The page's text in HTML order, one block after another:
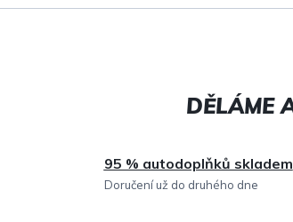
95 % autodoplňků skladem
Doručení už do druhého dne